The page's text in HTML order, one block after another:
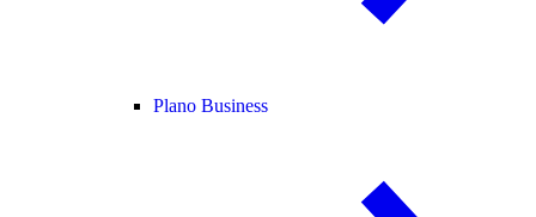
Plano Business